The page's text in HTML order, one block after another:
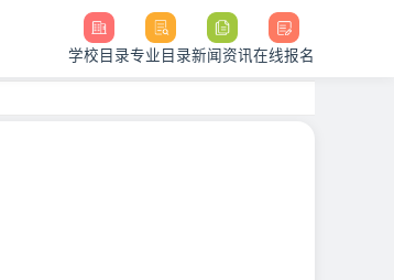
学校目录专业目录新闻资讯在线报名